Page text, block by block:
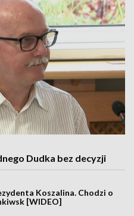
Dudka bez decyzji
Koszalina. Chodzi o
[WIDEO]